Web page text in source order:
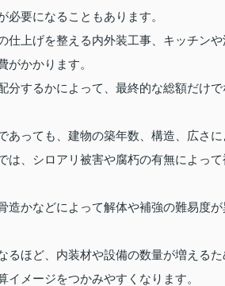
要になることもあります。
仕上げを整える内外装工事、キッチン
がかかります。
分するかによって、最終的な総額だけ
あっても、建物の築年数、構造、広さ
は、シロアリ被害や腐朽の有無によっ
造かなどによって解体や補強の難易度
るほど、内装材や設備の数量が増える
イメージをつかみやすくなります。